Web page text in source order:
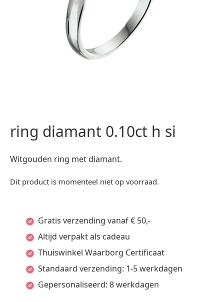
ring diamant 0.10ct h si
Witgouden ring met diamant.
Dit product is momenteel niet op voorraad.
Gratis verzending vanaf € 50,-
Altijd verpakt als cadeau
Thuiswinkel Waarborg Certificaat
Standaard verzending: 1-5 werkdagen
Gepersonaliseerd: 8 werkdagen